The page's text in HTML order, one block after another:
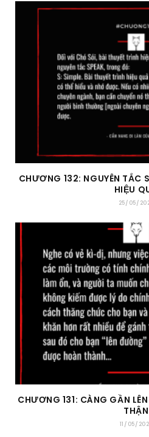
CHƯƠNG 132: NGUYÊN TẮC
HIỆU
25/05/
CHƯƠNG 131: CÀNG GẦN
THẬN
11/05/